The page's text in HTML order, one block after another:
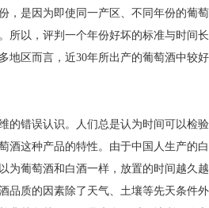
，是因为即使同一产区、不同年份的葡
所以，评判一个年份好坏的标准与时间
区而言，近30年所出产的葡萄酒中较好
错误认识。人们总是认为时间可以检
酒这种产品的特性。由于中国人生产的
为葡萄酒和白酒一样，放置的时间越久
品质的因素除了天气、土壤等先天条件